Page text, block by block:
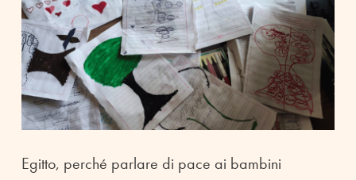
Egitto, perché parlare di pace ai bambini